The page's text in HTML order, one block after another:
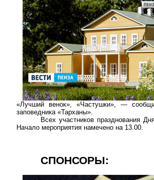
«Лучший венок», «Частушки», —
заповедника «Тарханы».
Всех участников празднования
Начало мероприятия намечено на 13.00.
СПОНСОРЫ: